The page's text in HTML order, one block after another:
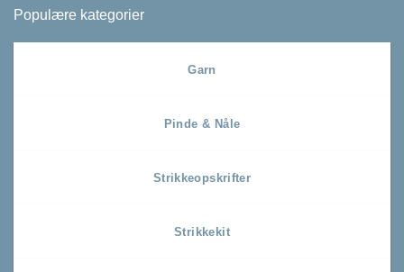
Populære kategorier
Garn
Pinde & Nåle
Strikkeopskrifter
Strikkekit